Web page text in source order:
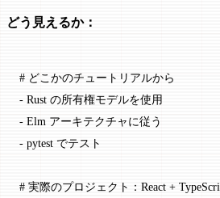
どう見えるか：
# どこかのチュートリアルから
- Rust の所有権モデルを使用
- Elm アーキテクチャに従う
- pytest でテスト
# 実際のプロジェクト：React +